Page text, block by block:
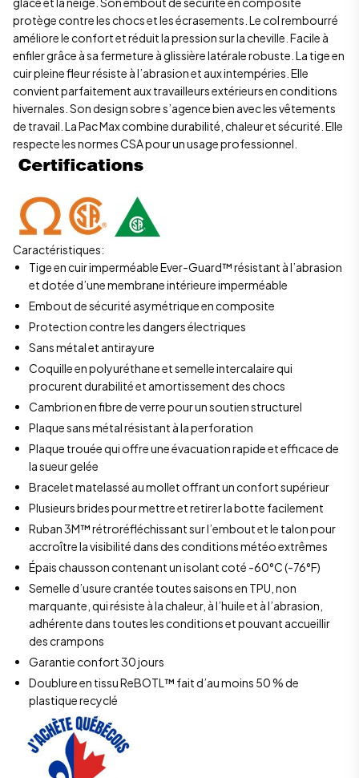
protège contre les chocs et les écrasements. Le col rembourré
améliore le confort et réduit la pression sur la cheville. Facile à
enfiler grâce à sa fermeture à glissière latérale robuste. La tige en
cuir pleine fleur résiste à l’abrasion et aux intempéries. Elle
convient parfaitement aux travailleurs extérieurs en conditions
hivernales. Son design sobre s’agence bien avec les vêtements
de travail. La Pac Max combine durabilité, chaleur et sécurité. Elle
respecte les normes CSA pour un usage professionnel.
Caractéristiques:
Tige en cuir imperméable Ever-Guard™ résistant à l’abrasion
et dotée d’une membrane intérieure imperméable
Embout de sécurité asymétrique en composite
Protection contre les dangers électriques
Sans métal et antirayure
Coquille en polyuréthane et semelle intercalaire qui
procurent durabilité et amortissement des chocs
Cambrion en fibre de verre pour un soutien structurel
Plaque sans métal résistant à la perforation
Plaque trouée qui offre une évacuation rapide et efficace de
la sueur gelée
Bracelet matelassé au mollet offrant un confort supérieur
Plusieurs brides pour mettre et retirer la botte facilement
Ruban 3M™ rétroréfléchissant sur l’embout et le talon pour
accroître la visibilité dans des conditions météo extrêmes
Épais chausson contenant un isolant coté -60°C (-76°F)
Semelle d’usure crantée toutes saisons en TPU, non
marquante, qui résiste à la chaleur, à l’huile et à l’abrasion,
adhérente dans toutes les conditions et pouvant accueillir
des crampons
Garantie confort 30 jours
Doublure en tissu ReBOTL™ fait d’au moins 50 % de
plastique recyclé